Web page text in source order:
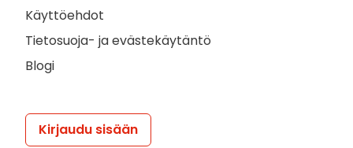
Käyttöehdot
Tietosuoja- ja evästekäytäntö
Blogi
Kirjaudu sisään